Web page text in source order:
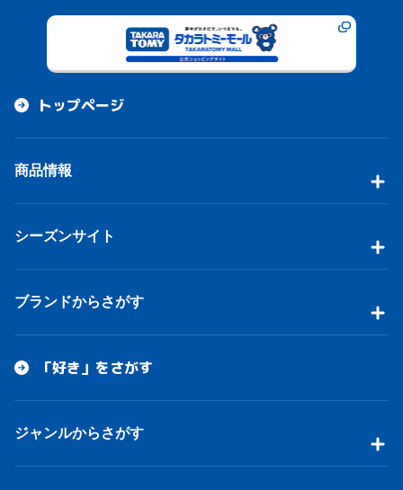
トップページ
商品情報
シーズンサイト
ブランドからさがす
「好き」をさがす
ジャンルからさがす